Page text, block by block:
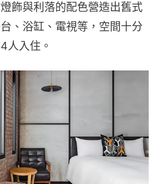
飾與利落的配色營造出舊式
、浴缸、電視等，空間十分
人入住。